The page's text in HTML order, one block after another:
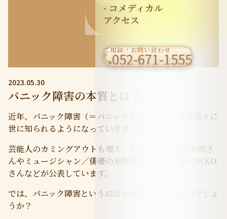
- コメディカル
アクセス
ご相談・お問い合わせ
052-671-1555
2023.05.30
パニック障害の本質とは？
近年、パニック障害（＝パニック症）という名前は徐々に
世に知られるようになっていきました。
芸能人のカミングアウトも増え、Kinki Kidsの堂本剛さ
んやミュージシャン／俳優の星野源さん、美容家のIKKO
さんなどが公表しています。
では、パニック障害というのはどのような病気なのでしょ
うか？